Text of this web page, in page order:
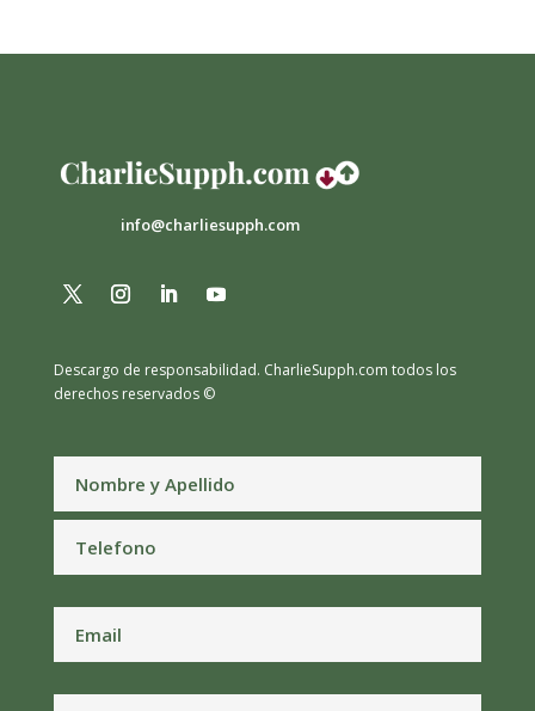
info@charliesupph.com
Descargo de responsabilidad. CharlieSupph.com todos los
derechos reservados ©